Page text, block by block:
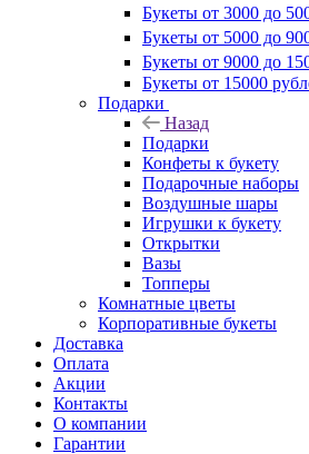
Букеты от 3000 до
Букеты от 5000 до
Букеты от 9000 до
Букеты от 15000
Подарки
Назад
Подарки
Конфеты к букету
Подарочные наборы
Воздушные шары
Игрушки к букету
Открытки
Вазы
Топперы
Комнатные цветы
Корпоративные букеты
Доставка
Оплата
Акции
Контакты
О компании
Гарантии